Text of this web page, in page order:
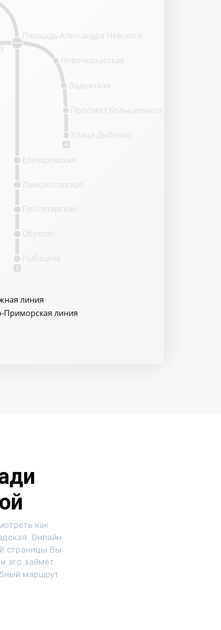
линия
Приморская линия
3
4
Площадь Александра Невского
Новочеркасская
Ладожская
Проспект Большевиков
Улица Дыбенко
Рыбацкое
Обухово
Пролетарская
Ломоносовская
Елизаровская
как
Онлайн
страницы Вы
это займёт.
маршрут